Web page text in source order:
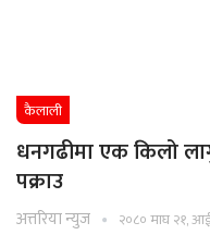
कैलाली
धनगढीमा एक किलो
पक्राउ
अत्तरिया न्युज २०८० माघ २१,